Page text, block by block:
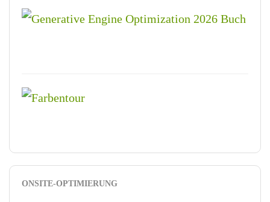
ONSITE-OPTIMIERUNG